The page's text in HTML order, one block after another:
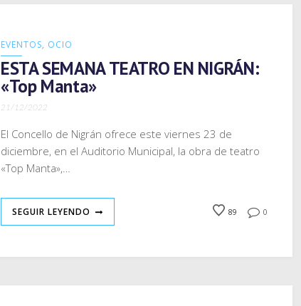
EVENTOS, OCIO
ESTA SEMANA TEATRO EN NIGRÁN:
«Top Manta»
21/12/2022
El Concello de Nigrán ofrece este viernes 23 de
diciembre, en el Auditorio Municipal, la obra de teatro
«Top Manta»,…
SEGUIR LEYENDO 89 0